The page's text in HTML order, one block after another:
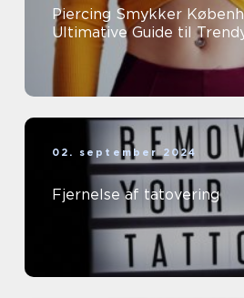
Piercing Smykker
Ultimative Guide til
02. september 2024
Fjernelse af tatovering